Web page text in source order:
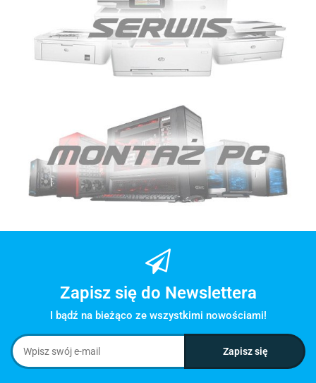
Zapisz się do Newslettera
I bądź na bieżąco ze wszystkimi nowościami!